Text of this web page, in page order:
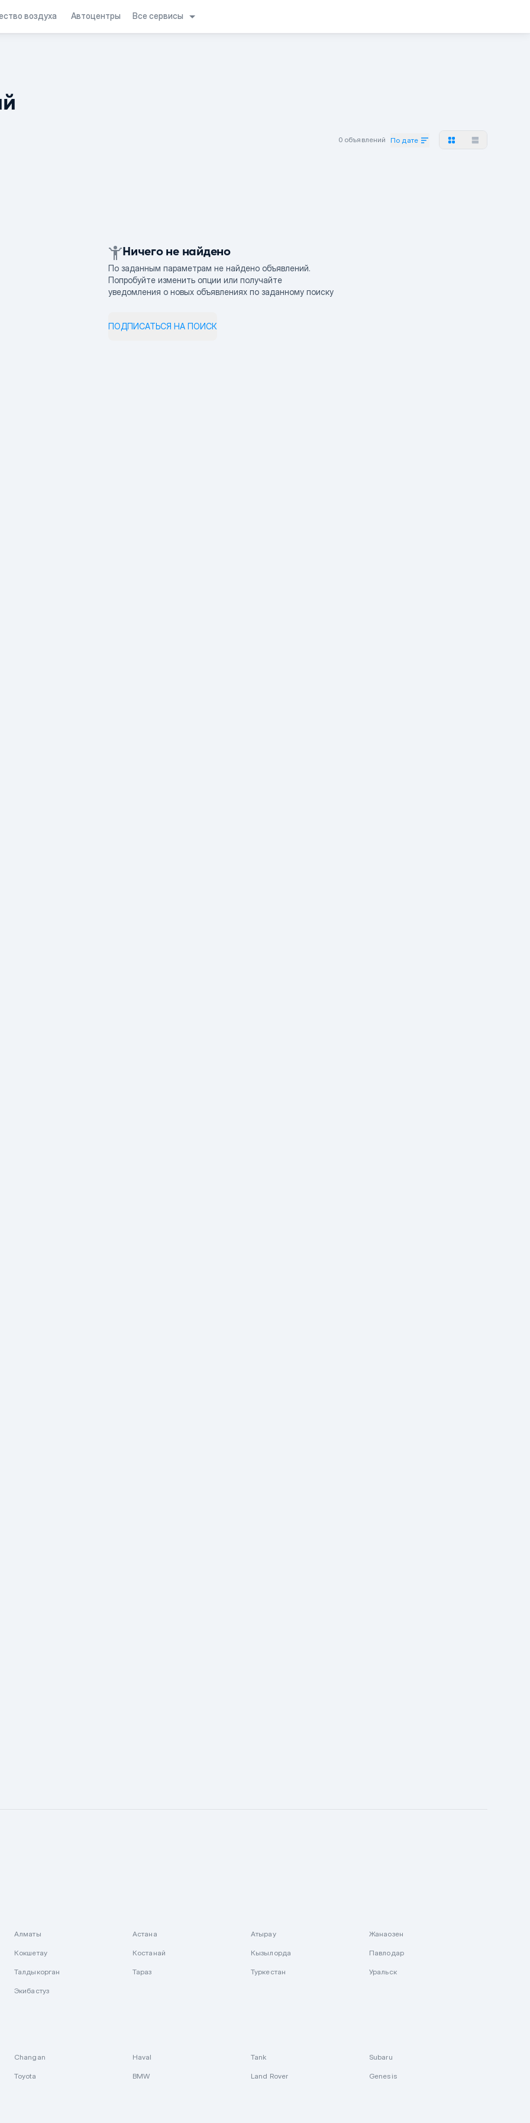
воздуха Автоцентры Все сервисы
0 объявлений По дате
Ничего не найдено
По заданным параметрам не найдено объявлений.
Попробуйте изменить опции или получайте
уведомления о новых объявлениях по заданному поиску
ПОДПИСАТЬСЯ НА ПОИСК
Алматы Астана Атырау Жанаозен
Кокшетау Костанай Кызылорда Павлодар
Талдыкорган Тараз Туркестан Уральск
Экибастуз
Changan Haval Tank Subaru
Toyota BMW Land Rover Genesis